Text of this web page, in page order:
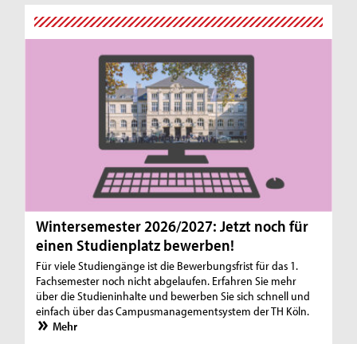
Wintersemester 2026/2027: Jetzt noch für
einen Studienplatz bewerben!
Für viele Studiengänge ist die Bewerbungsfrist für das 1.
Fachsemester noch nicht abgelaufen. Erfahren Sie mehr
über die Studieninhalte und bewerben Sie sich schnell und
einfach über das Campusmanagementsystem der TH Köln.
Mehr